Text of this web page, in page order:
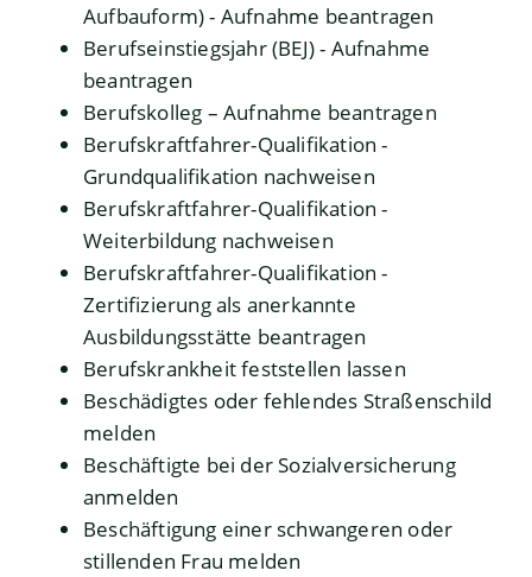
Aufbauform) - Aufnahme beantragen
Berufseinstiegsjahr (BEJ) - Aufnahme
beantragen
Berufskolleg – Aufnahme beantragen
Berufskraftfahrer-Qualifikation -
Grundqualifikation nachweisen
Berufskraftfahrer-Qualifikation -
Weiterbildung nachweisen
Berufskraftfahrer-Qualifikation -
Zertifizierung als anerkannte
Ausbildungsstätte beantragen
Berufskrankheit feststellen lassen
Beschädigtes oder fehlendes Straßenschild
melden
Beschäftigte bei der Sozialversicherung
anmelden
Beschäftigung einer schwangeren oder
stillenden Frau melden